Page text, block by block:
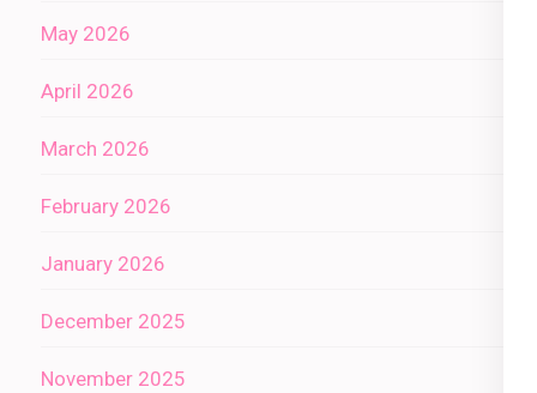
May 2026
April 2026
March 2026
February 2026
January 2026
December 2025
November 2025